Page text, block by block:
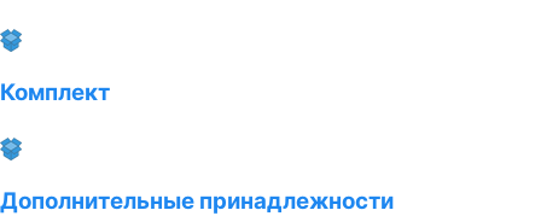
Комплект
Дополнительные принадлежности